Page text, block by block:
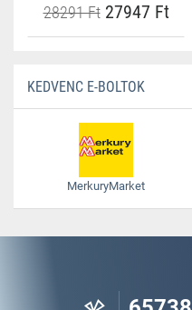
28291 Ft27947 Ft
KEDVENC E-BOLTOK
MerkuryMarket